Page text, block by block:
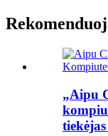
„Aipu